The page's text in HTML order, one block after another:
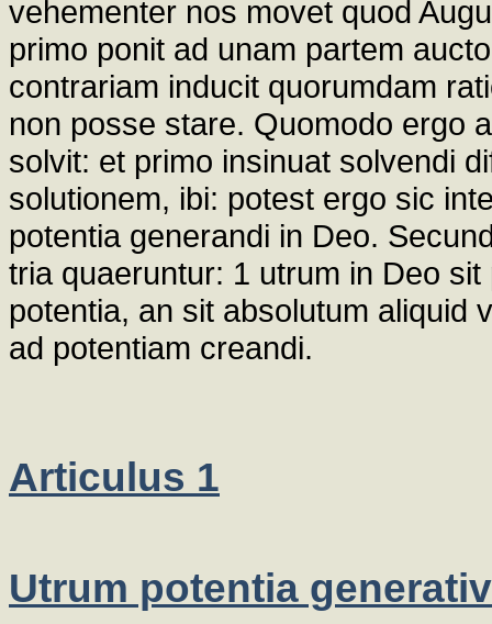
vehementer nos movet quod
primo ponit ad unam partem
contrariam inducit quorumdam
non posse stare. Quomodo ergo
solvit: et primo insinuat solvendi
solutionem, ibi: potest ergo sic
potentia generandi in Deo.
tria quaeruntur: 1 utrum in Deo
potentia, an sit absolutum aliquid
ad potentiam creandi.
Articulus 1
Utrum potentia